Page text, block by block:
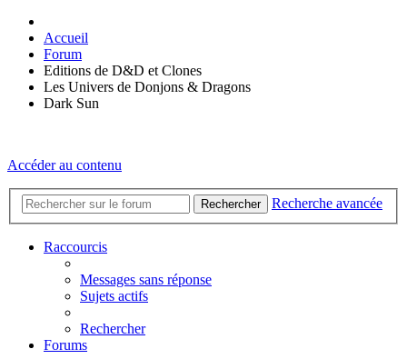
Accueil
Forum
Editions de D&D et Clones
Les Univers de Donjons & Dragons
Dark Sun
Accéder au contenu
Rechercher Recherche avancée
Raccourcis
Messages sans réponse
Sujets actifs
Rechercher
Forums